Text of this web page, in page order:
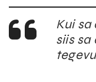
Kui sa
siis sa